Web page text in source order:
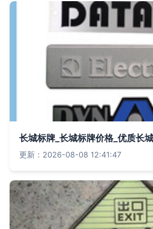
长城标牌_长城标牌价格_优质长
更新：2026-08-08 12:41:47